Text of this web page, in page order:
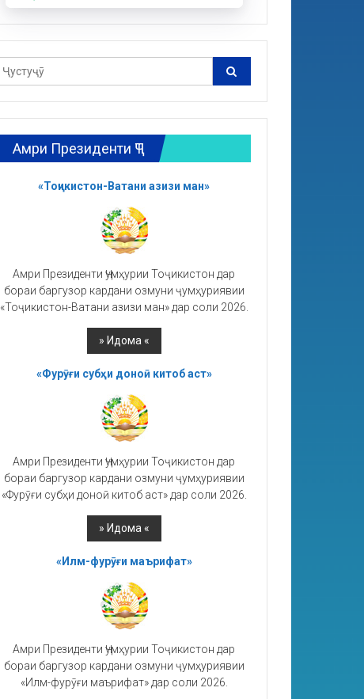
Амри Президенти ҶТ
«Тоҷикистон-Ватани азизи ман»
Амри Президенти Ҷумҳурии Тоҷикистон дар
бораи баргузор кардани озмуни ҷумҳуриявии
«Тоҷикистон-Ватани азизи ман» дар соли 2026.
«Фурӯғи субҳи доноӣ китоб аст»
Амри Президенти Ҷумҳурии Тоҷикистон дар
бораи баргузор кардани озмуни ҷумҳуриявии
«Фурӯғи субҳи доноӣ китоб аст» дар соли 2026.
«Илм-фурӯғи маърифат»
Амри Президенти Ҷумҳурии Тоҷикистон дар
бораи баргузор кардани озмуни ҷумҳуриявии
«Илм-фурӯғи маърифат» дар соли 2026.